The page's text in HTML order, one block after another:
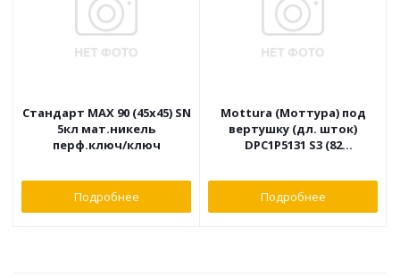
Стандарт MAX 90 (45х45) SN
5кл мат.никель
перф.ключ/ключ
Подробнее
Mottura (Моттура) под
вертушку (дл. шток)
DPC1P5131 S3 (82
САТИН.НИКЕЛЬ, 5+1 кл.
Подробнее